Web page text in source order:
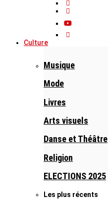
Culture
Musique
Mode
Livres
Arts visuels
Danse et Théâtre
Religion
ELECTIONS 2025
Les plus récents